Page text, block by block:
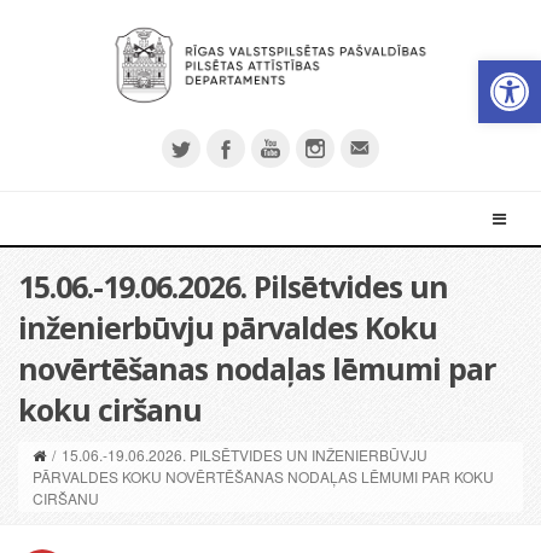
15.06.-19.06.2026. Pilsētvides un
inženierbūvju pārvaldes Koku
novērtēšanas nodaļas lēmumi par
koku ciršanu
/ 15.06.-19.06.2026. PILSĒTVIDES UN INŽENIERBŪVJU
PĀRVALDES KOKU NOVĒRTĒŠANAS NODAĻAS LĒMUMI PAR KOKU
CIRŠANU